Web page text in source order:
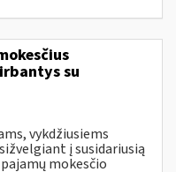
su
vykdžiusiems
į susidariusią
mokesčio